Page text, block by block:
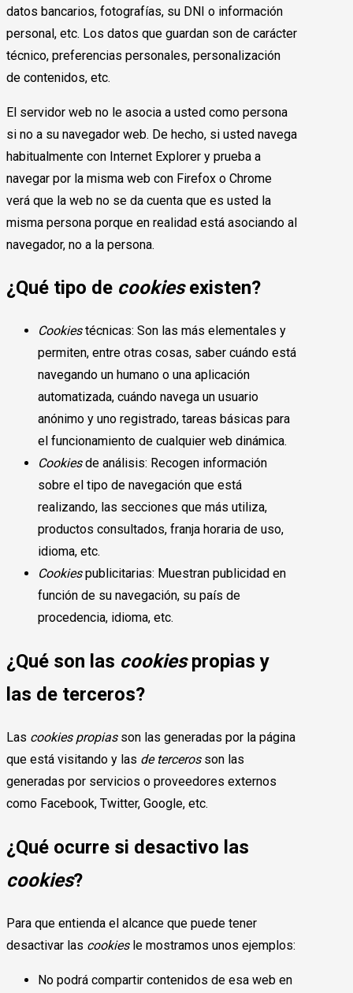
datos bancarios, fotografías, su DNI o información
personal, etc. Los datos que guardan son de carácter
técnico, preferencias personales, personalización
de contenidos, etc.
El servidor web no le asocia a usted como persona
si no a su navegador web. De hecho, si usted navega
habitualmente con Internet Explorer y prueba a
navegar por la misma web con Firefox o Chrome
verá que la web no se da cuenta que es usted la
misma persona porque en realidad está asociando al
navegador, no a la persona.
¿Qué tipo de cookiesexisten?
Cookiestécnicas: Son las más elementales y
permiten, entre otras cosas, saber cuándo está
navegando un humano o una aplicación
automatizada, cuándo navega un usuario
anónimo y uno registrado, tareas básicas para
el funcionamiento de cualquier web dinámica.
Cookiesde análisis: Recogen información
sobre el tipo de navegación que está
realizando, las secciones que más utiliza,
productos consultados, franja horaria de uso,
idioma, etc.
Cookiespublicitarias: Muestran publicidad en
función de su navegación, su país de
procedencia, idioma, etc.
¿Qué son las cookiespropias y
las de terceros?
Las cookies propiasson las generadas por la página
que está visitando y las de tercerosson las
generadas por servicios o proveedores externos
como Facebook, Twitter, Google, etc.
¿Qué ocurre si desactivo las
cookies?
Para que entienda el alcance que puede tener
desactivar las cookiesle mostramos unos ejemplos:
No podrá compartir contenidos de esa web en